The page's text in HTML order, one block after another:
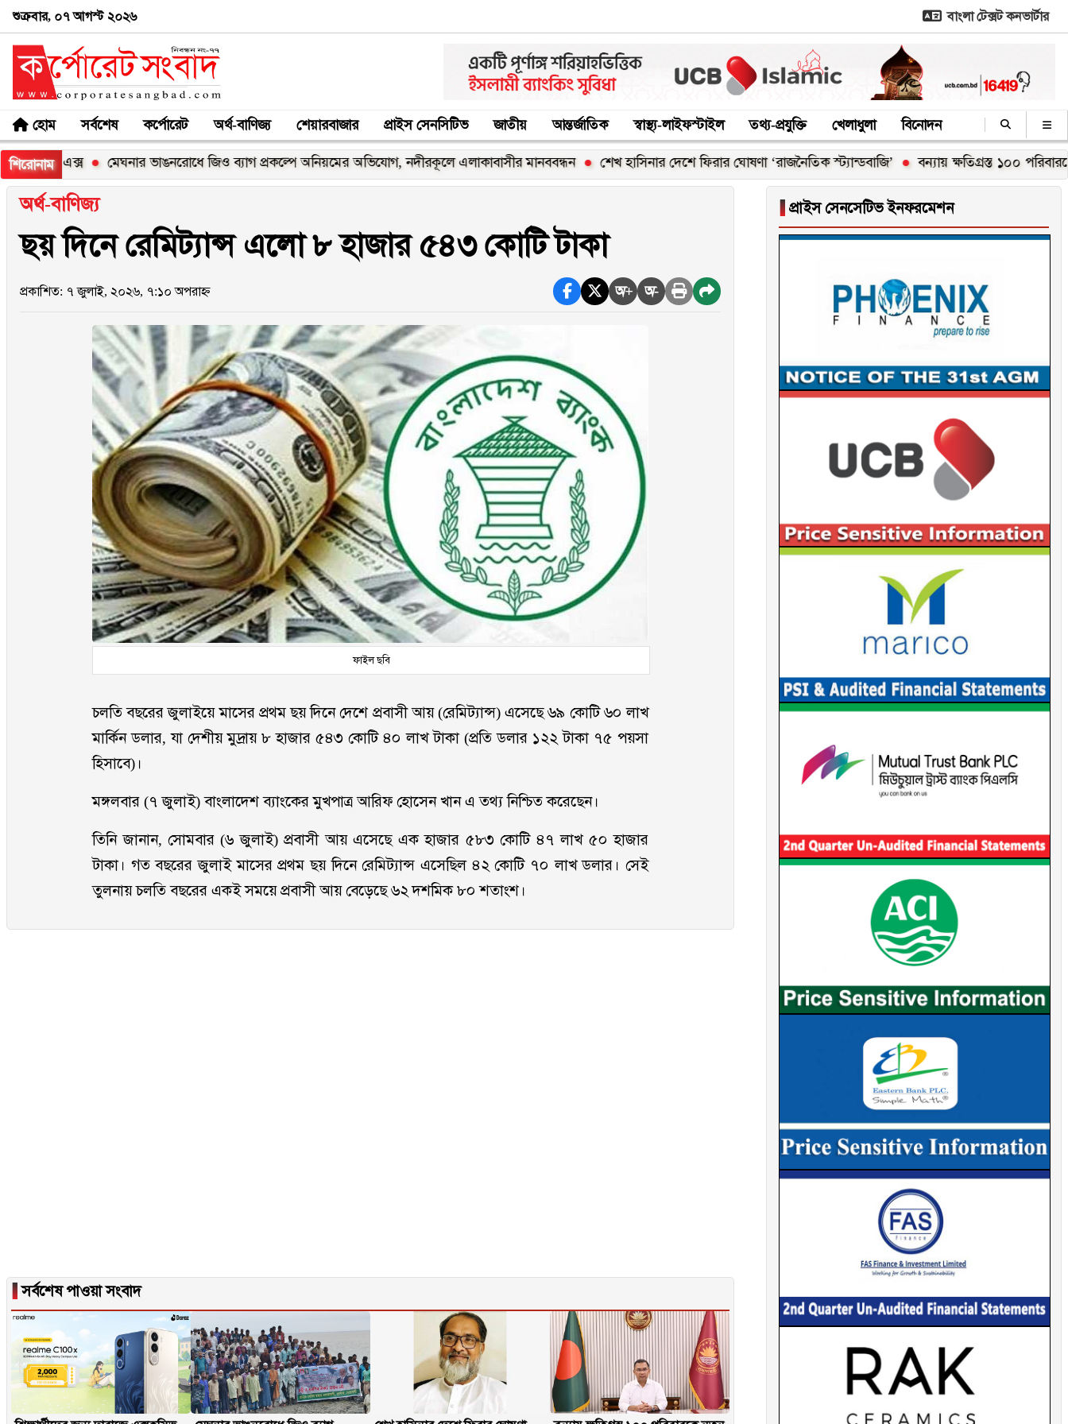
শুক্রবার, ০৭ আগস্ট ২০২৬ বাংলা টেক্সট কনভার্টার
হোম সর্বশেষ কর্পোরেট অর্থ-বাণিজ্য শেয়ারবাজার প্রাইস সেনসিটিভ জাতীয় আন্তর্জাতিক স্বাস্থ্য-লাইফস্টাইল তথ্য-প্রযুক্তি খেলাধুলা বিনোদন
শিরোনাম মেঘনার ভাঙনরোধে জিও ব্যাগ প্রকল্পে অনিয়মের অভিযোগ, নদীরকূলে এলাকাবাসীর মানববন্ধন শেখ হাসিনার দেশে ফিরার ঘোষণা ‘রাজনৈতিক স্ট্যান্ডবাজি’ বন্যায় ক্ষতিগ্রস্ত ১০০ পরিবারকে নতুন
অর্থ-বাণিজ্য
ছয় দিনে রেমিট্যান্স এলো ৮ হাজার ৫৪৩ কোটি টাকা
প্রকাশিত: ৭ জুলাই, ২০২৬, ৭:১০ অপরাহ্ন অ+ অ-
ফাইল ছবি
চলতি বছরের জুলাইয়ে মাসের প্রথম ছয় দিনে দেশে প্রবাসী আয় (রেমিট্যান্স) এসেছে ৬৯ কোটি ৬০ লাখ
মার্কিন ডলার, যা দেশীয় মুদ্রায় ৮ হাজার ৫৪৩ কোটি ৪০ লাখ টাকা (প্রতি ডলার ১২২ টাকা ৭৫ পয়সা
হিসাবে)।
মঙ্গলবার (৭ জুলাই) বাংলাদেশ ব্যাংকের মুখপাত্র আরিফ হোসেন খান এ তথ্য নিশ্চিত করেছেন।
তিনি জানান, সোমবার (৬ জুলাই) প্রবাসী আয় এসেছে এক হাজার ৫৮৩ কোটি ৪৭ লাখ ৫০ হাজার
টাকা। গত বছরের জুলাই মাসের প্রথম ছয় দিনে রেমিট্যান্স এসেছিল ৪২ কোটি ৭০ লাখ ডলার। সেই
তুলনায় চলতি বছরের একই সময়ে প্রবাসী আয় বেড়েছে ৬২ দশমিক ৮০ শতাংশ।
▐সর্বশেষ পাওয়া সংবাদ
▐ প্রাইস সেনসেটিভ ইনফরমেশন